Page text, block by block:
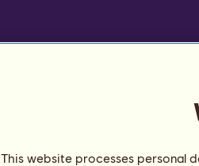
This website processes personal